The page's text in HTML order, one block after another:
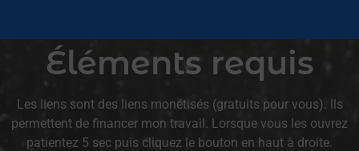
Éléments requis
Les liens sont des liens monétisés (gratuits pour vous). Ils
permettent de financer mon travail. Lorsque vous les ouvrez
patientez 5 sec puis cliquez le bouton en haut à droite.